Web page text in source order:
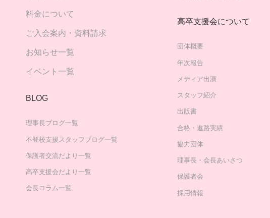
料金について
ご入会案内・資料請求
お知らせ一覧
イベント一覧
BLOG
理事長ブログ一覧
不登校支援スタッフブログ一覧
保護者交流だより一覧
高卒支援会だより一覧
会長コラム一覧
高卒支援会について
団体概要
年次報告
メディア出演
スタッフ紹介
出版書
合格・進路実績
協力団体
理事長・会長あいさつ
保護者会
採用情報